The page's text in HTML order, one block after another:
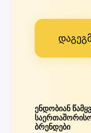
ენდობიან
ბრენდები